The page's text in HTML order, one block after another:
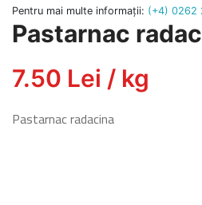
Pentru mai multe informații: (+4) 0262
Pastarnac
7.50 Lei / kg
Pastarnac radacina